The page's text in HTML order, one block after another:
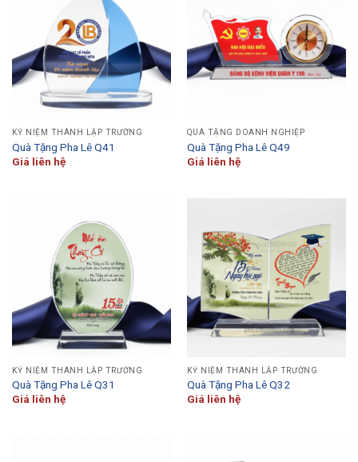
KỶ NIỆM THÀNH LẬP TRƯỜNG
Quà Tặng Pha Lê Q41
Giá liên hệ
QUÀ TẶNG DOANH NGHIỆP
Quà Tặng Pha Lê Q49
Giá liên hệ
KỶ NIỆM THÀNH LẬP TRƯỜNG
Quà Tặng Pha Lê Q31
Giá liên hệ
KỶ NIỆM THÀNH LẬP TRƯỜNG
Quà Tặng Pha Lê Q32
Giá liên hệ